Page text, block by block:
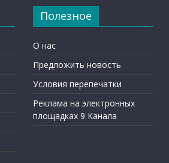
Полезное
О нас
Предложить новость
Условия перепечатки
Реклама на электронных
площадках 9 Канала